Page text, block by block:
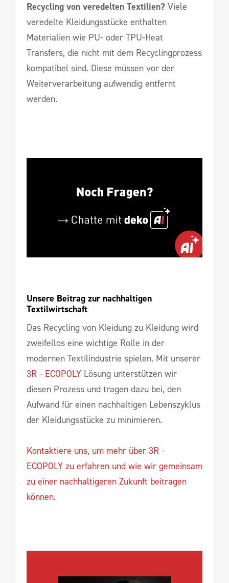
Recycling von veredelten Textilien? Viele
veredelte Kleidungsstücke enthalten
Materialien wie PU- oder TPU-Heat
Transfers, die nicht mit dem Recyclingprozess
kompatibel sind. Diese müssen vor der
Weiterverarbeitung aufwendig entfernt
werden.
Unsere Beitrag zur nachhaltigen
Textilwirtschaft
Das Recycling von Kleidung zu Kleidung wird
zweifellos eine wichtige Rolle in der
modernen Textilindustrie spielen. Mit unserer
3R - ECOPOLY Lösung unterstützen wir
diesen Prozess und tragen dazu bei, den
Aufwand für einen nachhaltigen Lebenszyklus
der Kleidungsstücke zu minimieren.
Kontaktiere uns, um mehr über 3R -
ECOPOLY zu erfahren und wie wir gemeinsam
zu einer nachhaltigeren Zukunft beitragen
können.